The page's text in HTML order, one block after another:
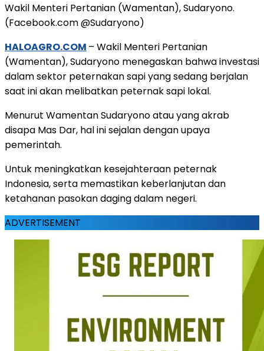
Wakil Menteri Pertanian (Wamentan), Sudaryono.
(Facebook.com @Sudaryono)
HALOAGRO.COM – Wakil Menteri Pertanian
(Wamentan), Sudaryono menegaskan bahwa investasi
dalam sektor peternakan sapi yang sedang berjalan
saat ini akan melibatkan peternak sapi lokal.
Menurut Wamentan Sudaryono atau yang akrab
disapa Mas Dar, hal ini sejalan dengan upaya
pemerintah.
Untuk meningkatkan kesejahteraan peternak
Indonesia, serta memastikan keberlanjutan dan
ketahanan pasokan daging dalam negeri.
ADVERTISEMENT